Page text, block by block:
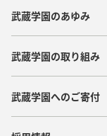
武蔵学園のあゆみ
武蔵学園の取り組み
武蔵学園へのご寄付